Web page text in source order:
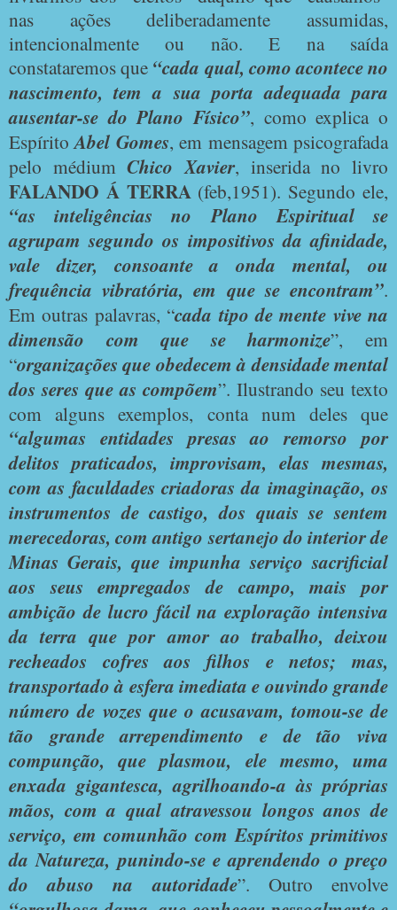
nas ações deliberadamente assumidas,
intencionalmente ou não. E na saída
constataremos que “cada qual, como acontece no
nascimento, tem a sua porta adequada para
ausentar-se do Plano Físico”, como explica o
EspíritoAbel Gomes, em mensagem psicografada
pelo médiumChico Xavier, inserida no livro
FALANDO Á TERRA (feb,1951). Segundo ele,
“as inteligências no Plano Espiritual se
agrupam segundo os impositivos da afinidade,
vale dizer, consoante a onda mental, ou
frequência vibratória, em que se encontram”.
Em outras palavras, “cada tipo de mente vive na
dimensão com que se harmonize”, em
“organizações que obedecem à densidade mental
dos seres que as compõem”. Ilustrando seu texto
com alguns exemplos, conta num deles que
“algumas entidades presas ao remorso por
delitos praticados, improvisam, elas mesmas,
com as faculdades criadoras da imaginação, os
instrumentos de castigo, dos quais se sentem
merecedoras, com antigo sertanejo do interior de
Minas Gerais, que impunha serviço sacrificial
aos seus empregados de campo, mais por
ambição de lucro fácil na exploração intensiva
da terra que por amor ao trabalho, deixou
recheados cofres aos filhos e netos; mas,
transportado à esfera imediata e ouvindo grande
número de vozes que o acusavam, tomou-se de
tão grande arrependimento e de tão viva
compunção, que plasmou, ele mesmo, uma
enxada gigantesca, agrilhoando-a às próprias
mãos, com a qual atravessou longos anos de
serviço, em comunhão com Espíritos primitivos
da Natureza, punindo-se e aprendendo o preço
do abuso na autoridade”. Outro envolve